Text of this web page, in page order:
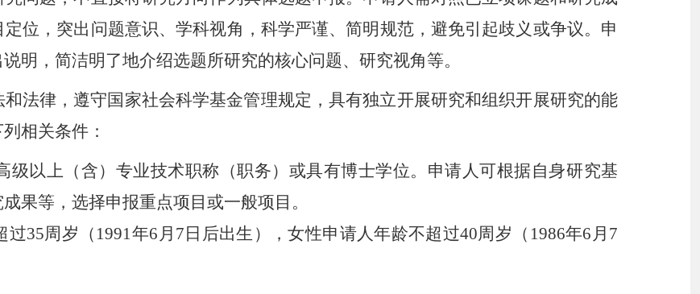
位，突出问题意识、学科视角，科学严谨、简明规范，避免引起歧义或争议。 申
明，简洁明了地介绍选题所研究的核心问题、研究视角等。
法律，遵守国家社会科学基金管理规定，具有独立开展研究和组织开展研究的能
相关条件：
级以上（含）专业技术职称（职务）或具有博士学位。申请人可根据自身研究基
果等，选择申报重点项目或一般项目。
过35周岁（1991年6月7日后出生），女性申请人年龄不超过40周岁（1986年6月7